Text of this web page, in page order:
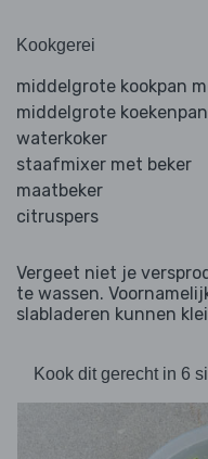
Kookgerei
middelgrote kookpan
middelgrote koekenpan
waterkoker
staafmixer met beker
maatbeker
citruspers
Vergeet niet je
te wassen.
slabladeren kunnen
Kook dit gerecht in 6